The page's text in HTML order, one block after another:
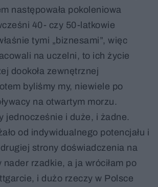
następowała pokoleniowa
40- czy 50-latkowie
tymi „biznesami”, więc
na uczelni, to ich życie
dookoła zewnętrznej
byliśmy my, niewiele po
na otwartym morzu.
jednocześnie i duże, i żadne.
od indywidualnego potencjału i
strony doświadczenia na
nader rzadkie, a ja wróciłam po
i dużo rzeczy w Polsce